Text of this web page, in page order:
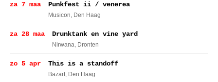
za 7 maa Punkfest ii / venerea
Musicon, Den Haag
za 28 maa Drunktank en vine yard
Nirwana, Dronten
zo 5 apr This is a standoff
Bazart, Den Haag